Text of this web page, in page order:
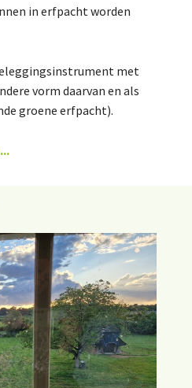
in erfpacht worden
met
vorm daarvan en als
groene erfpacht).
Energietransitie
De Landeigenaar